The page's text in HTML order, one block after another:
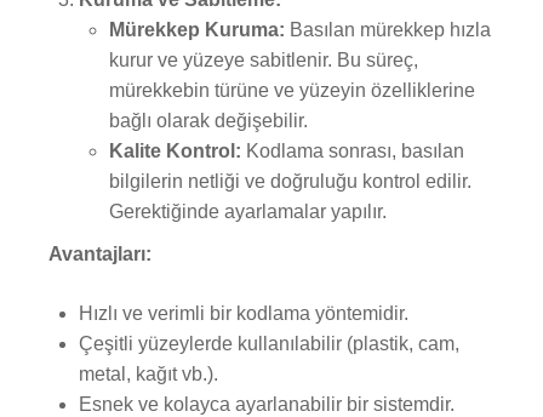
Mürekkep Kuruma: Basılan mürekkep hızla
kurur ve yüzeye sabitlenir. Bu süreç,
mürekkebin türüne ve yüzeyin özelliklerine
bağlı olarak değişebilir.
Kalite Kontrol: Kodlama sonrası, basılan
bilgilerin netliği ve doğruluğu kontrol edilir.
Gerektiğinde ayarlamalar yapılır.
Avantajları:
Hızlı ve verimli bir kodlama yöntemidir.
Çeşitli yüzeylerde kullanılabilir (plastik, cam,
metal, kağıt vb.).
Esnek ve kolayca ayarlanabilir bir sistemdir.